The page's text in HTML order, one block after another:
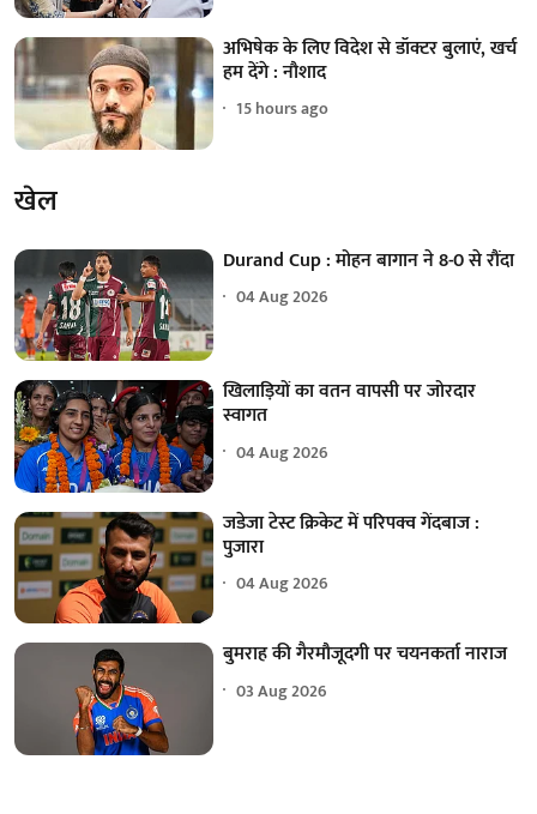
अभिषेक के लिए विदेश से डॉक्टर बुलाएं, खर्च
हम देंगे : नौशाद
15 hours ago
खेल
Durand Cup : मोहन बागान ने 8-0 से रौंदा
04 Aug 2026
खिलाड़ियों का वतन वापसी पर जोरदार
स्वागत
04 Aug 2026
जडेजा टेस्ट क्रिकेट में परिपक्व गेंदबाज :
पुजारा
04 Aug 2026
बुमराह की गैरमौजूदगी पर चयनकर्ता नाराज
03 Aug 2026